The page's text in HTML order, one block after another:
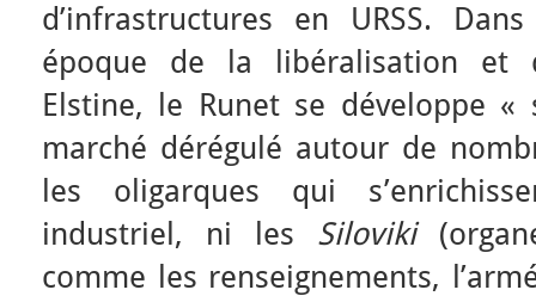
d’infrastructures en URSS.
époque de la libéralisation et
Elstine, le Runet se développe «
marché dérégulé autour de
les oligarques qui
industriel, ni les Siloviki
comme les renseignements,